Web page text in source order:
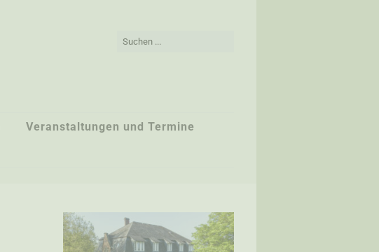
Veranstaltungen und Termine